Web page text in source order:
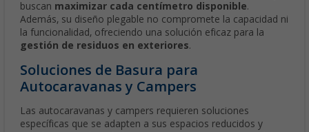
buscan maximizar cada centímetro disponible.
Además, su diseño plegable no compromete la capacidad ni
la funcionalidad, ofreciendo una solución eficaz para la
gestión de residuos en exteriores.
Soluciones de Basura para
Autocaravanas y Campers
Las autocaravanas y campers requieren soluciones
específicas que se adapten a sus espacios reducidos y